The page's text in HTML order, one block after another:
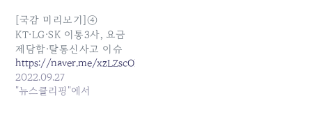
본 기사: [#통신 풍향계] KT
'삼성가전구독'·SKT '에이닷
크롬 확장'·미디어로그... 발
행일: 2025-04-01
07:40:00
[국감 미리보기]④
KT·LG·SK 이통3사, 요금
제담합·탈통신사고 이슈
https://naver.me/xzLZscOK
2022.09.27
"뉴스클리핑"에서